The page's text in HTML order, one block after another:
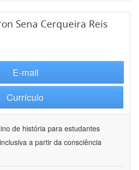
Sena Cerqueira Reis
E-mail
Currículo
de história para estudantes
a partir da consciência